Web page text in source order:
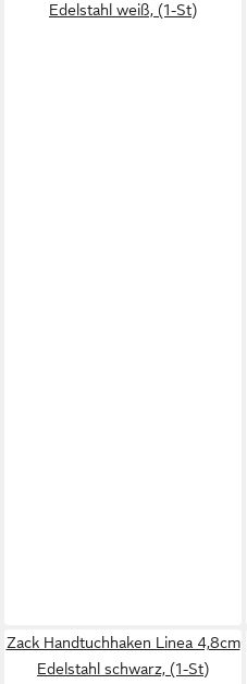
Edelstahl weiß, (1-St)
Zack Handtuchhaken Linea 4,8cm
Edelstahl schwarz, (1-St)